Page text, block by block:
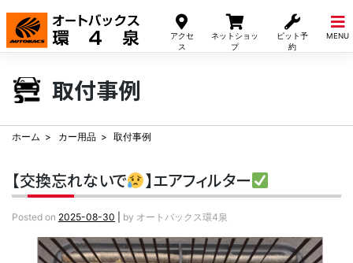
アクセ
ス
ネットショッ
プ
ピット予
約
MENU
Skip
content
取付事例
ホーム カー用品 取付事例
【交換忘れないで 】エアフィルター
Posted on 2025-08-30 by オートバックス環4泉